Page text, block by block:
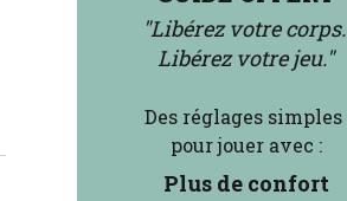
"Libérez votre corps.
Libérez votre jeu."
Des réglages simples
pour jouer avec :
Plus de confort